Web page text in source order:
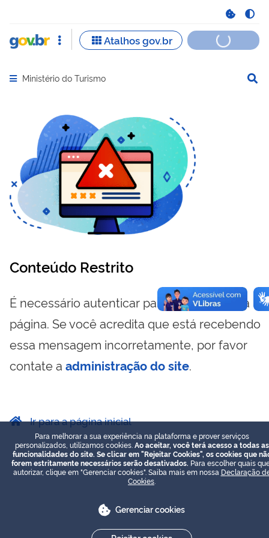
Abrir menu principal de navegação
Ministério do Turismo
Conteúdo Restrito
É necessário autenticar para visualizar essa
página. Se você acredita que está recebendo
essa mensagem incorretamente, por favor
contate a administração do site.
Ir para a página inicial
Para melhorar a sua experiência na plataforma e prover serviços
personalizados, utilizamos cookies. Ao aceitar, você terá acesso a todas as
funcionalidades do site. Se clicar em "Rejeitar Cookies", os cookies que
forem estritamente necessários serão desativados. Para escolher quais
autorizar, clique em "Gerenciar cookies". Saiba mais em nossa Declaração
Cookies
Gerenciar cookies